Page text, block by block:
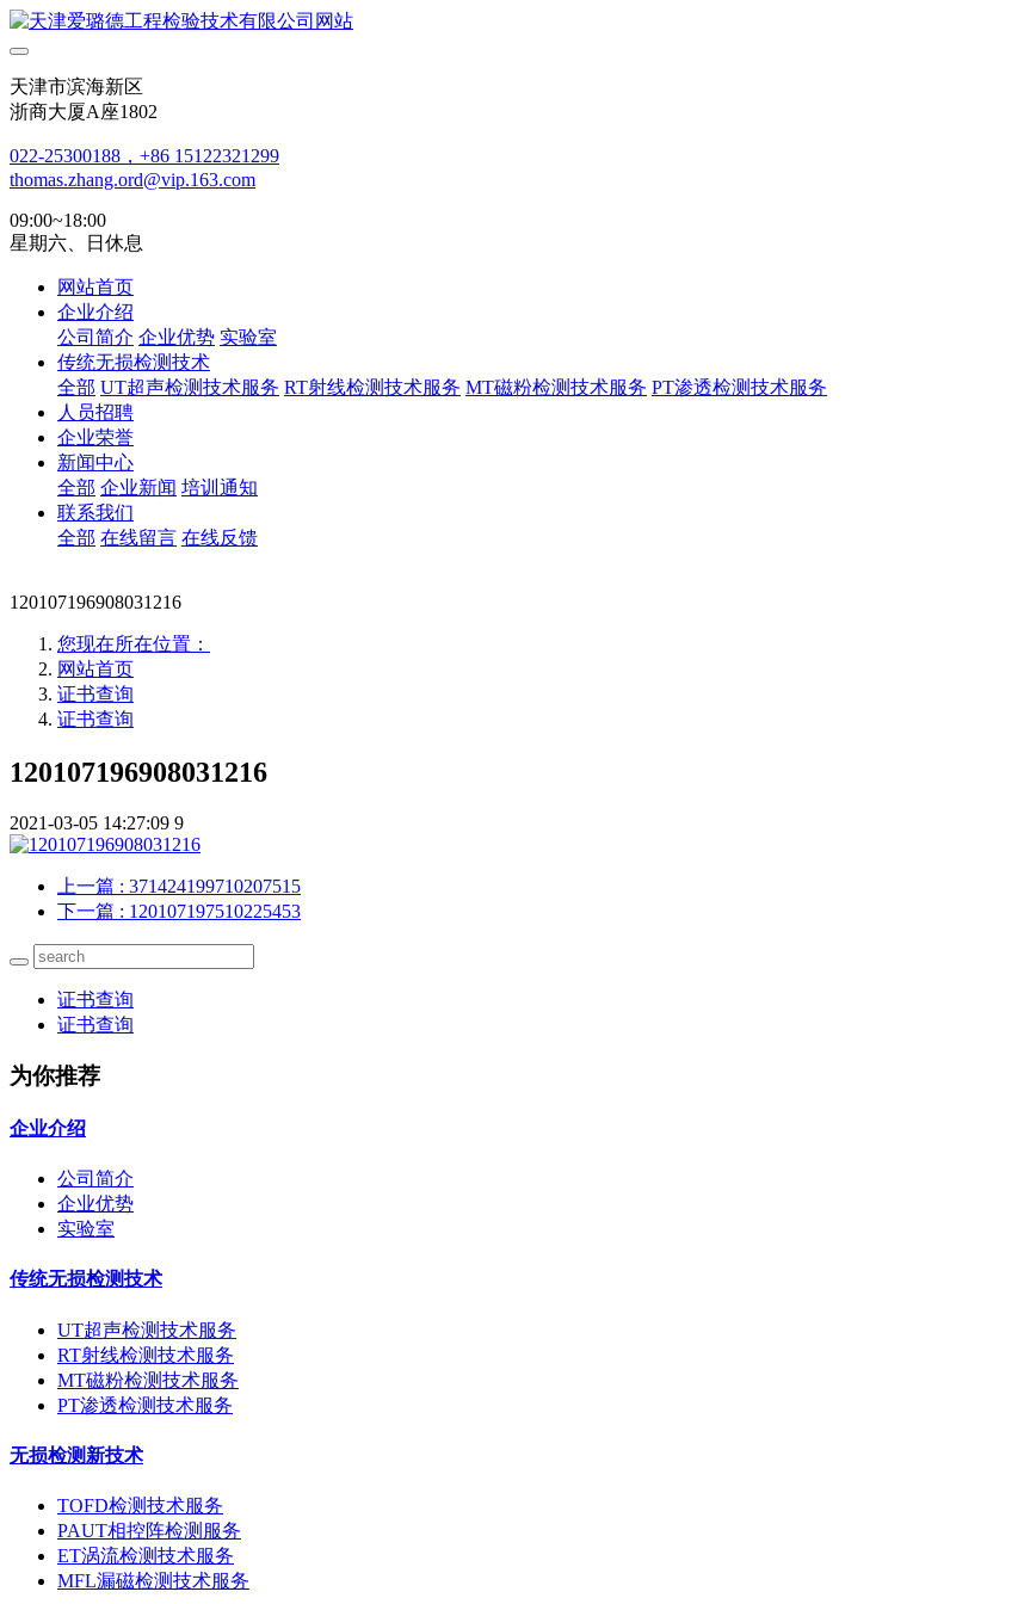
天津市滨海新区
浙商大厦A座1802
022-25300188，+86 15122321299
thomas.zhang.ord@vip.163.com
09:00~18:00
星期六、日休息
网站首页
企业介绍
公司简介 企业优势 实验室
传统无损检测技术
全部 UT超声检测技术服务 RT射线检测技术服务 MT磁粉检测技术服务 PT渗透检测技术服务
人员招聘
企业荣誉
新闻中心
全部 企业新闻 培训通知
联系我们
全部 在线留言 在线反馈
120107196908031216
您现在所在位置：
网站首页
证书查询
证书查询
120107196908031216
2021-03-05 14:27:09 9
上一篇 : 371424199710207515
下一篇 : 120107197510225453
证书查询
证书查询
为你推荐
企业介绍
公司简介
企业优势
实验室
传统无损检测技术
UT超声检测技术服务
RT射线检测技术服务
MT磁粉检测技术服务
PT渗透检测技术服务
无损检测新技术
TOFD检测技术服务
PAUT相控阵检测服务
ET涡流检测技术服务
MFL漏磁检测技术服务